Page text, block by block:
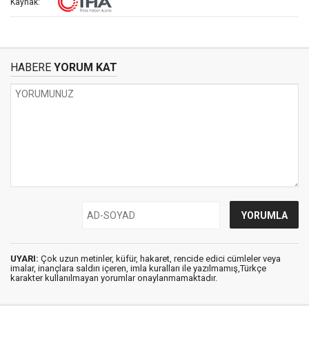
Kaynak:
HABERE YORUM KAT
UYARI: Çok uzun metinler, küfür, hakaret, rencide edici cümleler veya
imalar, inançlara saldırı içeren, imla kuralları ile yazılmamış,Türkçe
karakter kullanılmayan yorumlar onaylanmamaktadır.